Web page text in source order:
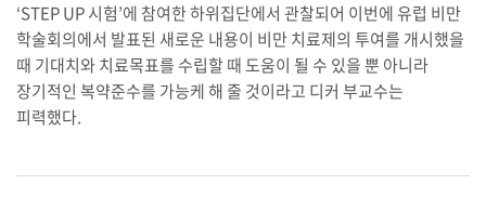
‘STEP UP 시험’에 참여한 하위집단에서 관찰되어 이번에 유럽 비만
학술회의에서 발표된 새로운 내용이 비만 치료제의 투여를 개시했을
때 기대치와 치료목표를 수립할 때 도움이 될 수 있을 뿐 아니라
장기적인 복약준수를 가능케 해 줄 것이라고 디커 부교수는
피력했다.